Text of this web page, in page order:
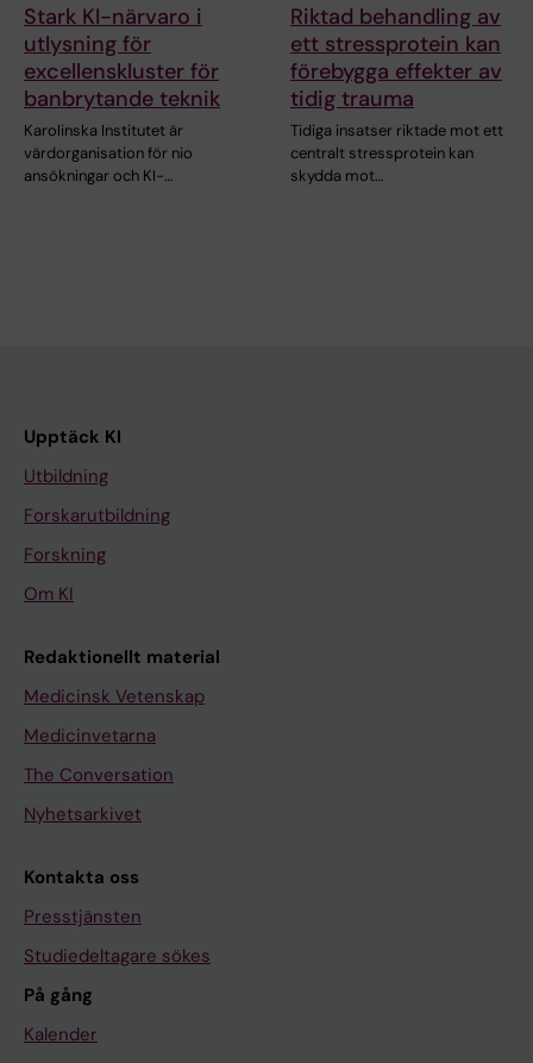
Stark KI-närvaro i
utlysning för
excellenskluster för
banbrytande teknik
Karolinska Institutet är
värdorganisation för nio
ansökningar och KI-…
Riktad behandling av
ett stressprotein kan
förebygga effekter av
tidig trauma
Tidiga insatser riktade mot ett
centralt stressprotein kan
skydda mot…
Upptäck KI
Utbildning
Forskarutbildning
Forskning
Om KI
Redaktionellt material
Medicinsk Vetenskap
Medicinvetarna
The Conversation
Nyhetsarkivet
Kontakta oss
Presstjänsten
Studiedeltagare sökes
På gång
Kalender